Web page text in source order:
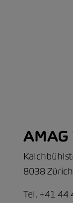
8038 Zürich
Tel. +41 44